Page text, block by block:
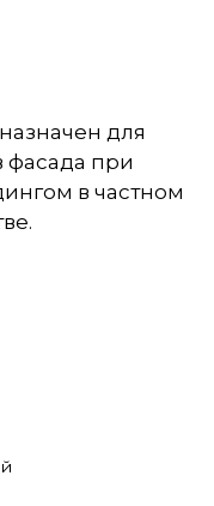
для
при
в частном